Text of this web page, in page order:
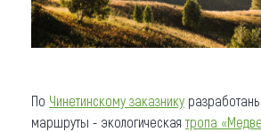
По Чинетинскому заказнику
маршруты - экологическая тропа